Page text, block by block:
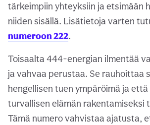
tärkeimpiin yhteyksiin ja etsimään
niiden sisällä. Lisätietoja varten
numeroon 222.
Toisaalta 444-energian ilmentää
ja vahvaa perustaa. Se rauhoittaa
hengellisen tuen ympäröimä ja
turvallisen elämän rakentamiseksi
Tämä numero vahvistaa ajatusta,